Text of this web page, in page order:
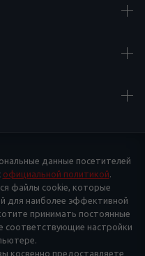
данные посетителей
официальной политикой.
файлы cookie, которые
для наиболее эффективной
принимать постоянные
соответствующие настройки
косвенно предоставляете